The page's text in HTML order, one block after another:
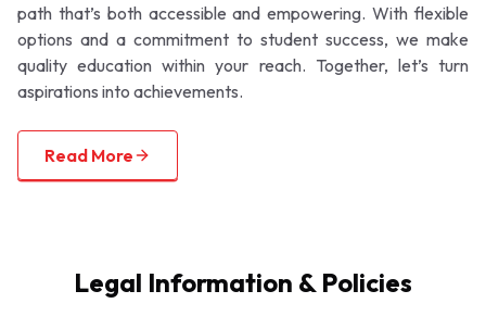
path that’s both accessible and empowering. With flexible
options and a commitment to student success, we make
quality education within your reach. Together, let’s turn
aspirations into achievements.
Read More
Legal Information & Policies